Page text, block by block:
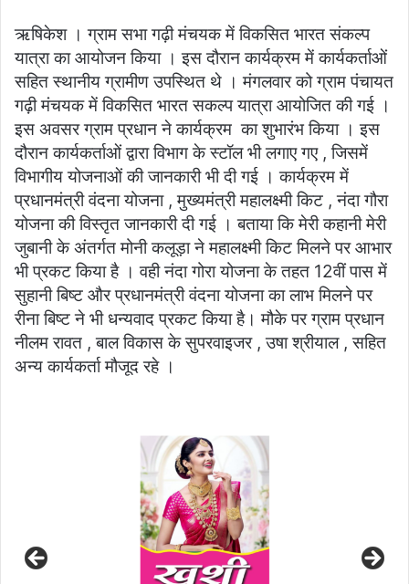
ऋषिकेश । ग्राम सभा गढ़ी मंचयक में विकसित भारत संकल्प
यात्रा का आयोजन किया । इस दौरान कार्यक्रम में कार्यकर्ताओं
सहित स्थानीय ग्रामीण उपस्थित थे । मंगलवार को ग्राम पंचायत
गढ़ी मंचयक में विकसित भारत सकल्प यात्रा आयोजित की गई ।
इस अवसर ग्राम प्रधान ने कार्यक्रम का शुभारंभ किया । इस
दौरान कार्यकर्ताओं द्वारा विभाग के स्टॉल भी लगाए गए , जिसमें
विभागीय योजनाओं की जानकारी भी दी गई । कार्यक्रम में
प्रधानमंत्री वंदना योजना , मुख्यमंत्री महालक्ष्मी किट , नंदा गौरा
योजना की विस्तृत जानकारी दी गई । बताया कि मेरी कहानी मेरी
जुबानी के अंतर्गत मोनी कलूड़ा ने महालक्ष्मी किट मिलने पर आभार
भी प्रकट किया है । वही नंदा गोरा योजना के तहत 12वीं पास में
सुहानी बिष्ट और प्रधानमंत्री वंदना योजना का लाभ मिलने पर
रीना बिष्ट ने भी धन्यवाद प्रकट किया है। मौके पर ग्राम प्रधान
नीलम रावत , बाल विकास के सुपरवाइजर , उषा श्रीयाल , सहित
अन्य कार्यकर्ता मौजूद रहे ।